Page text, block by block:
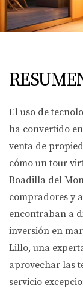
El uso de
ha convertido
venta de
cómo un tour
Boadilla del
compradores y
encontraban a
inversión en
Lillo, una
aprovechar las
servicio